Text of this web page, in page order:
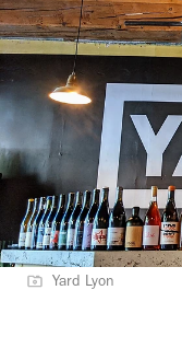
Yard Lyon